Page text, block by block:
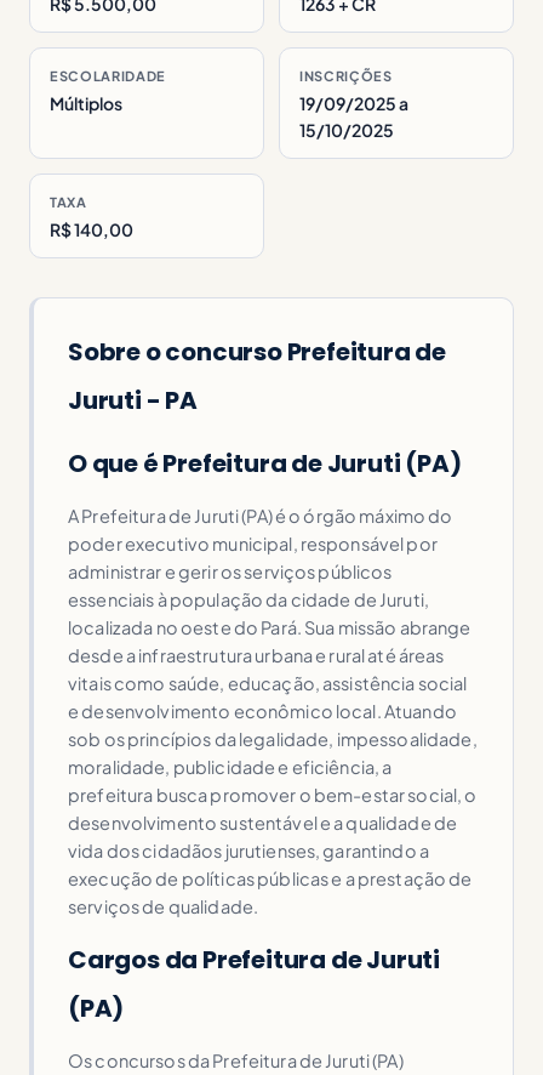
ESCOLARIDADE
Múltiplos
INSCRIÇÕES
19/09/2025 a
15/10/2025
TAXA
R$ 140,00
Sobre o concurso Prefeitura de
Juruti - PA
O que é Prefeitura de Juruti (PA)
A Prefeitura de Juruti (PA) é o órgão máximo do
poder executivo municipal, responsável por
administrar e gerir os serviços públicos
essenciais à população da cidade de Juruti,
localizada no oeste do Pará. Sua missão abrange
desde a infraestrutura urbana e rural até áreas
vitais como saúde, educação, assistência social
e desenvolvimento econômico local. Atuando
sob os princípios da legalidade, impessoalidade,
moralidade, publicidade e eficiência, a
prefeitura busca promover o bem-estar social, o
desenvolvimento sustentável e a qualidade de
vida dos cidadãos jurutienses, garantindo a
execução de políticas públicas e a prestação de
serviços de qualidade.
Cargos da Prefeitura de Juruti
(PA)
Os concursos da Prefeitura de Juruti (PA)